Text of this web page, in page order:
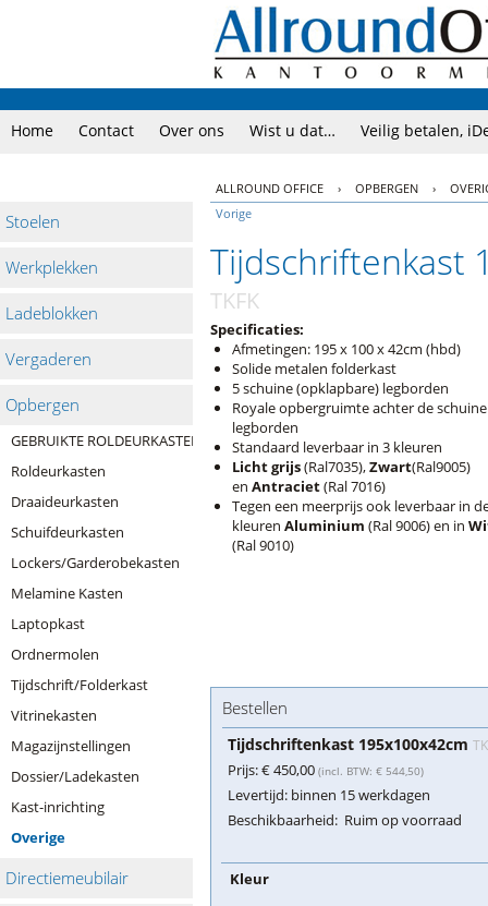
Home Contact Over ons Wist u dat… Veilig betalen,
Stoelen
Werkplekken
Ladeblokken
Vergaderen
Opbergen
GEBRUIKTE ROLDEURKASTEN
Roldeurkasten
Draaideurkasten
Schuifdeurkasten
Lockers/Garderobekasten
Melamine Kasten
Laptopkast
Ordnermolen
Tijdschrift/Folderkast
Vitrinekasten
Magazijnstellingen
Dossier/Ladekasten
Kast-inrichting
Overige
Directiemeubilair
ALLROUND OFFICE › OPBERGEN ›
Vorige
Tijdschriftenkast
TKFK
Specificaties:
Afmetingen: 195 x 100 x 42cm (hbd)
Solide metalen folderkast
5 schuine (opklapbare) legborden
Royale opbergruimte achter de schuine
legborden
Standaard leverbaar in 3 kleuren
Licht grijs(Ral7035),Zwart(Ral9005)
en Antraciet(Ral 7016)
Tegen een meerprijs ook leverbaar in
kleuren Aluminium (Ral 9006) en in
(Ral 9010)
Bestellen
Tijdschriftenkast 195x100x42cm
Prijs:€ 450,00 (incl. BTW: € 544,50)
Levertijd: binnen 15 werkdagen
Beschikbaarheid: Ruim op voorraad
Kleur